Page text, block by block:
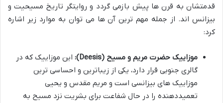
قدمتشان به قرن ها پیش بازمی گردد و روایتگر تاریخ مسیحیت و
بیزانس اند. از جمله مهم ترین آن ها می توان به موارد زیر اشاره
کرد:
موزاییک حضرت مریم و مسیح (Deesis):
این موزاییک که در
گالری جنوبی قرار دارد، یکی از زیباترین و احساسی ترین
موزاییک های بیزانسی است و مریم مقدس و یحیی
تعمیددهنده را در حال شفاعت برای بشریت نزد مسیح به